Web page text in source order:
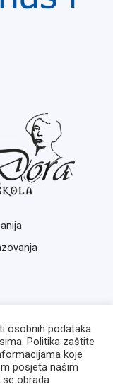
osobnih podataka
Politika zaštite
koje
posjeta našim
obrada